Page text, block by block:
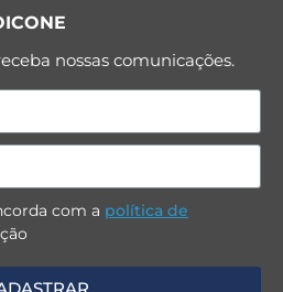
nossas comunicações.
com a política de